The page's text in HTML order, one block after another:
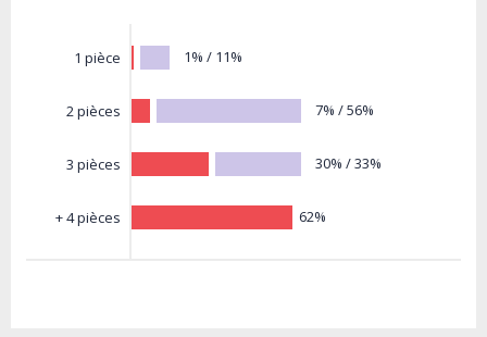
1 pièce
2 pièces
3 pièces
+ 4 pièces
1% / 11%
7% / 56%
30% / 33%
62%